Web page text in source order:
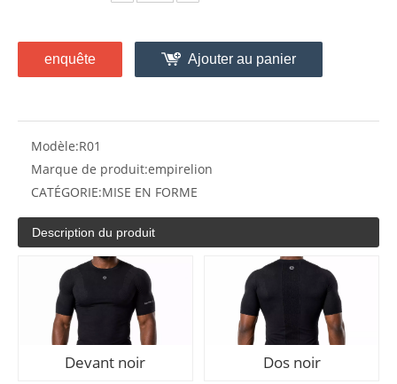
enquête Ajouter au panier
Modèle:R01
Marque de produit:empirelion
CATÉGORIE:MISE EN FORME
Description du produit
Devant noir Dos noir